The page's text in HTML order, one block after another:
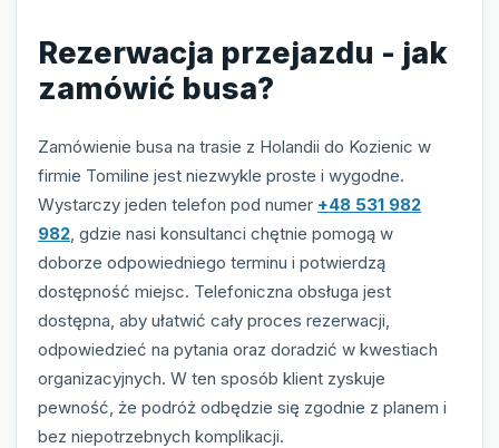
Rezerwacja przejazdu - jak
zamówić busa?
Zamówienie busa na trasie z Holandii do Kozienic w
firmie Tomiline jest niezwykle proste i wygodne.
Wystarczy jeden telefon pod numer +48 531 982
982 , gdzie nasi konsultanci chętnie pomogą w
doborze odpowiedniego terminu i potwierdzą
dostępność miejsc. Telefoniczna obsługa jest
dostępna, aby ułatwić cały proces rezerwacji,
odpowiedzieć na pytania oraz doradzić w kwestiach
organizacyjnych. W ten sposób klient zyskuje
pewność, że podróż odbędzie się zgodnie z planem i
bez niepotrzebnych komplikacji.